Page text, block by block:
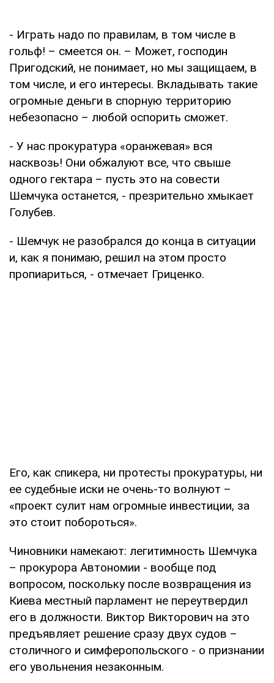
- Играть надо по правилам, в том числе в
гольф! – смеется он. – Может, господин
Пригодский, не понимает, но мы защищаем, в
том числе, и его интересы. Вкладывать такие
огромные деньги в спорную территорию
небезопасно – любой оспорить сможет.
- У нас прокуратура «оранжевая» вся
насквозь! Они обжалуют все, что свыше
одного гектара – пусть это на совести
Шемчука останется, - презрительно хмыкает
Голубев.
- Шемчук не разобрался до конца в ситуации
и, как я понимаю, решил на этом просто
пропиариться, - отмечает Гриценко.
Его, как спикера, ни протесты прокуратуры, ни
ее судебные иски не очень-то волнуют –
«проект сулит нам огромные инвестиции, за
это стоит побороться».
Чиновники намекают: легитимность Шемчука
– прокурора Автономии - вообще под
вопросом, поскольку после возвращения из
Киева местный парламент не переутвердил
его в должности. Виктор Викторович на это
предъявляет решение сразу двух судов –
столичного и симферопольского - о признании
его увольнения незаконным.